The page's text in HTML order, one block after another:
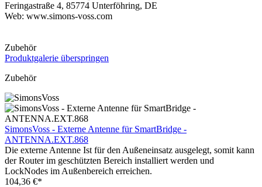
Feringastraße 4, 85774 Unterföhring, DE
Web: www.simons-voss.com
Zubehör
Produktgalerie überspringen
Zubehör
SimonsVoss - Externe Antenne für SmartBridge -
ANTENNA.EXT.868
Die externe Antenne Ist für den Außeneinsatz ausgelegt, somit kann
der Router im geschützten Bereich installiert werden und
LockNodes im Außenbereich erreichen.
104,36 €*